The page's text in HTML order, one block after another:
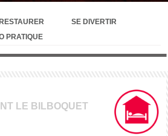
SE DIVERTIR
PRATIQUE
LE BILBOQUET